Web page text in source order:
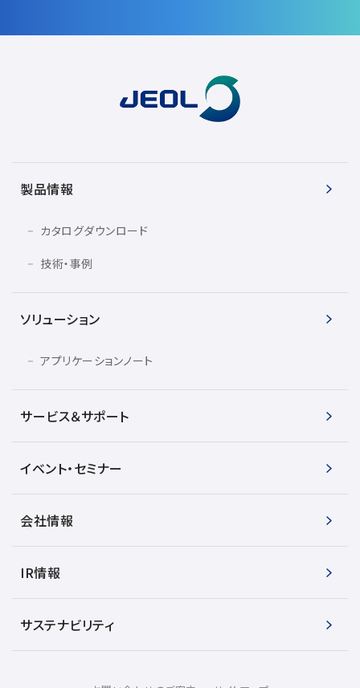
製品情報
カタログダウンロード
技術・事例
ソリューション
アプリケーションノート
サービス＆サポート
イベント・セミナー
会社情報
IR情報
サステナビリティ